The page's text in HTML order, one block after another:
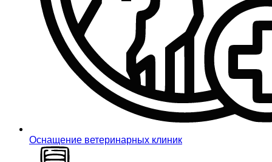
Оснащение ветеринарных клиник